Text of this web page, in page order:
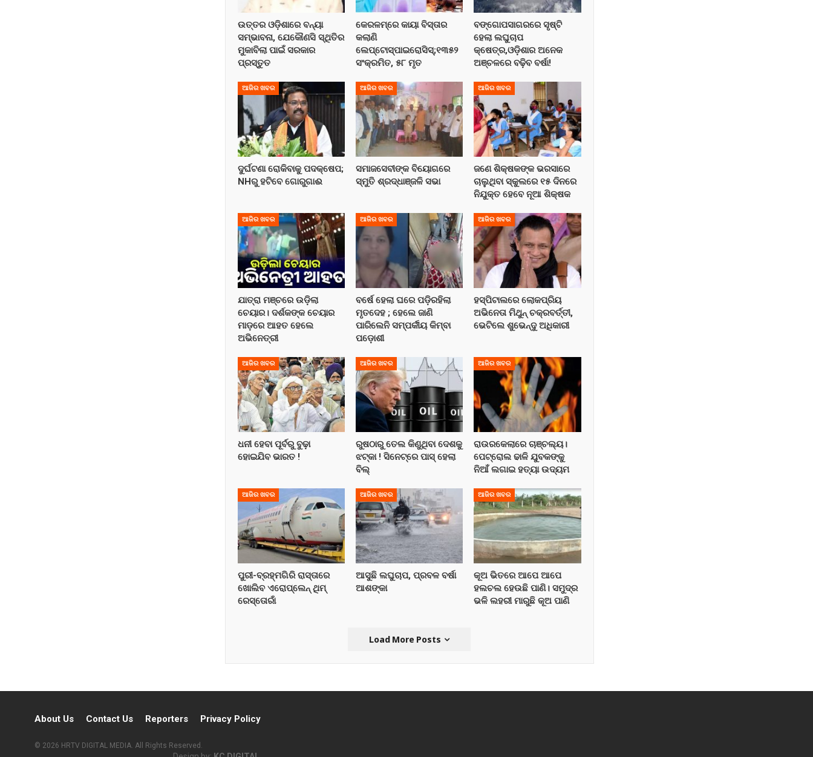
ଉତ୍ତର ଓଡ଼ିଶାରେ ବନ୍ୟା
ସମ୍ଭାବନା, ଯେକୌଣସି ସ୍ଥିତିର
ମୁକାବିଲା ପାଇଁ ସରକାର
ପ୍ରସ୍ତୁତ
କେରଳମ୍‌ରେ କାୟା ବିସ୍ତାର
କଲାଣି
ଲେପ୍ଟୋସ୍ପାଇରୋସିସ୍;୧୩୫୨
ସଂକ୍ରମିତ, ୫୮ ମୃତ
ବଙ୍ଗୋପସାଗରରେ ସୃଷ୍ଟି
ହେଲା ଲଘୁଚାପ
କ୍ଷେତ୍ର,ଓଡ଼ିଶାର ଅନେକ
ଅଞ୍ଚଳରେ ବଢ଼ିବ ବର୍ଷା!
ଆଜିର ଖବର
ଦୁର୍ଘଟଣା ରୋକିବାକୁ ପଦକ୍ଷେପ;
NHରୁ ହଟିବେ ଗୋରୁଗାଈ
ଆଜିର ଖବର
ସମାଜସେବୀଙ୍କ ବିୟୋଗରେ
ସ୍ମୁତି ଶ୍ରଦ୍ଧାଞ୍ଜଳି ସଭା
ଆଜିର ଖବର
ଜଣେ ଶିକ୍ଷକଙ୍କ ଭରସାରେ
ଚାଲୁଥିବା ସ୍କୁଲରେ ୧୫ ଦିନରେ
ନିଯୁକ୍ତ ହେବେ ନୂଆ ଶିକ୍ଷକ
ଆଜିର ଖବର
ଯାତ୍ରା ମଞ୍ଚରେ ଉଡ଼ିଲା
ଚେୟାର। ଦର୍ଶକଙ୍କ ଚେୟାର
ମାଡ଼ରେ ଆହତ ହେଲେ
ଅଭିନେତ୍ରୀ
ଆଜିର ଖବର
ବର୍ଷେ ହେଲା ଘରେ ପଡ଼ିରହିଲା
ମୃତଦେହ ; ହେଲେ ଜାଣି
ପାରିଲେନି ସମ୍ପର୍କୀୟ କିମ୍ବା
ପଡ଼ୋଶୀ
ଆଜିର ଖବର
ହସ୍ପିଟାଲରେ ଲୋକପ୍ରିୟ
ଅଭିନେତା ମିଥୁନ୍ ଚକ୍ରବର୍ତ୍ତୀ,
ଭେଟିଲେ ଶୁଭେନ୍ଦୁ ଅଧିକାରୀ
ଆଜିର ଖବର
ଧନୀ ହେବା ପୂର୍ବରୁ ବୁଢ଼ା
ହୋଇଯିବ ଭାରତ !
ଆଜିର ଖବର
ରୁଷଠାରୁ ତେଲ କିଣୁଥିବା ଦେଶକୁ
ଝଟ୍‌କା ! ସିନେଟ୍‌ରେ ପାସ୍ ହେଲା
ବିଲ୍
ଆଜିର ଖବର
ରାଉରକେଲାରେ ଚାଞ୍ଚଲ୍ୟ।
ପେଟ୍ରୋଲ ଢାଳି ଯୁବକଙ୍କୁ
ନିଆଁ ଲଗାଇ ହତ୍ୟା ଉଦ୍ୟମ
ଆଜିର ଖବର
ପୁରୀ-ବ୍ରହ୍ମଗିରି ରାସ୍ତାରେ
ଖୋଲିବ ଏରୋପ୍ଲେନ୍‌ ଥିମ୍‌
ରେସ୍ତୋରାଁ
ଆଜିର ଖବର
ଆସୁଛି ଲଘୁଚାପ, ପ୍ରବଳ ବର୍ଷା
ଆଶଙ୍କା
ଆଜିର ଖବର
କୂଅ ଭିତରେ ଆପେ ଆପେ
ହଲଚଲ ହେଉଛି ପାଣି। ସମୁଦ୍ର
ଭଳି ଲହରୀ ମାରୁଛି କୂଅ ପାଣି
Load More Posts
About Us Contact Us Reporters Privacy Policy
© 2026 HRTV DIGITAL MEDIA. All Rights Reserved.